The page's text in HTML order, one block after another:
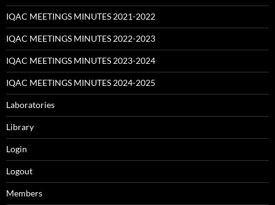
IQAC MEETINGS MINUTES 2021-2022
IQAC MEETINGS MINUTES 2022-2023
IQAC MEETINGS MINUTES 2023-2024
IQAC MEETINGS MINUTES 2024-2025
Laboratories
Library
Login
Logout
Members